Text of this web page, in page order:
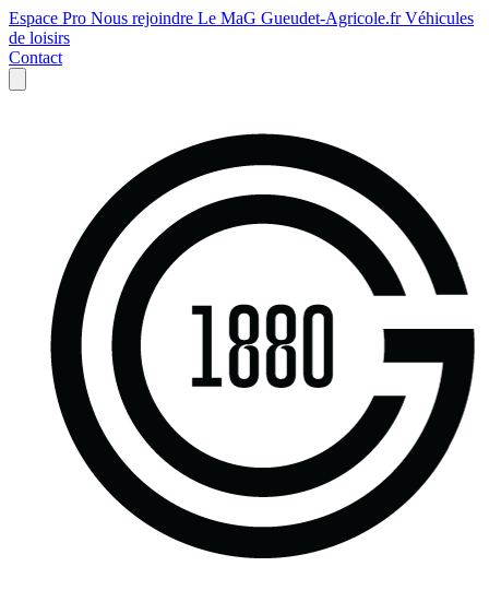
Espace Pro Nous rejoindre Le MaG Gueudet-Agricole.frVéhicules
de loisirs
Contact